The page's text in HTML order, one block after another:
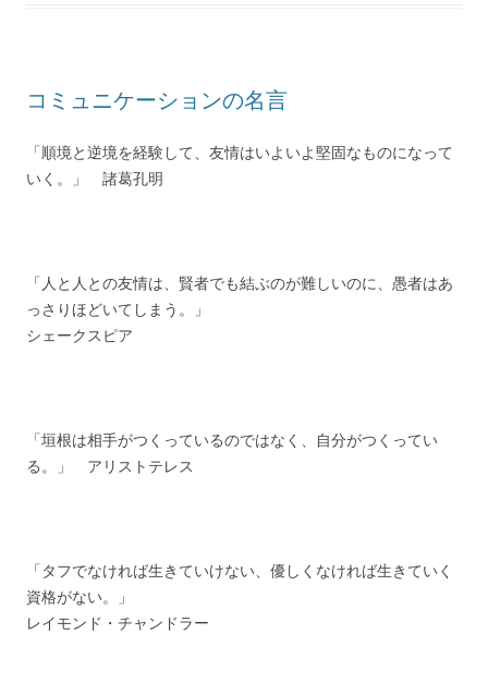
コミュニケーションの名言
「順境と逆境を経験して、友情はいよいよ堅固なものになって
いく。」 諸葛孔明
「人と人との友情は、賢者でも結ぶのが難しいのに、愚者はあ
っさりほどいてしまう。」
シェークスピア
「垣根は相手がつくっているのではなく、自分がつくってい
る。」 アリストテレス
「タフでなければ生きていけない、優しくなければ生きていく
資格がない。」
レイモンド・チャンドラー